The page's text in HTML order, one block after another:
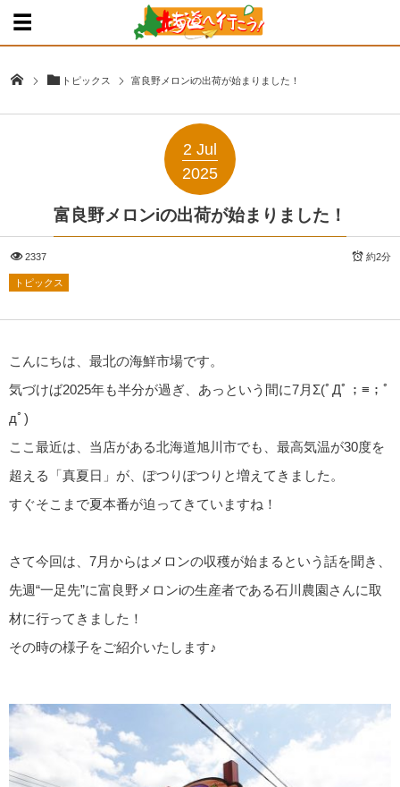
トピックス 富良野メロンiの出荷が始まりました！
2 Jul
2025
富良野メロンiの出荷が始まりました！
2337 約2分
トピックス
こんにちは、最北の海鮮市場です。
気づけば2025年も半分が過ぎ、あっという間に7月Σ(ﾟДﾟ；≡；ﾟ
дﾟ)
ここ最近は、当店がある北海道旭川市でも、最高気温が30度を
超える「真夏日」が、ぽつりぽつりと増えてきました。
すぐそこまで夏本番が迫ってきていますね！
さて今回は、7月からはメロンの収穫が始まるという話を聞き、
先週“一足先”に富良野メロンiの生産者である石川農園さんに取
材に行ってきました！
その時の様子をご紹介いたします♪